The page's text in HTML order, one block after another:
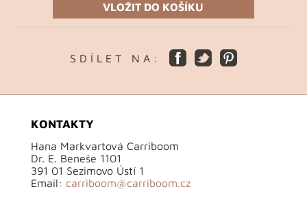
VLOŽIT DO KOŠÍKU
S D Í L E T N A :
KONTAKTY
Hana Markvartová Carriboom
Dr. E. Beneše 1101
391 01 Sezimovo Ústí 1
Email: carriboom@carriboom.cz